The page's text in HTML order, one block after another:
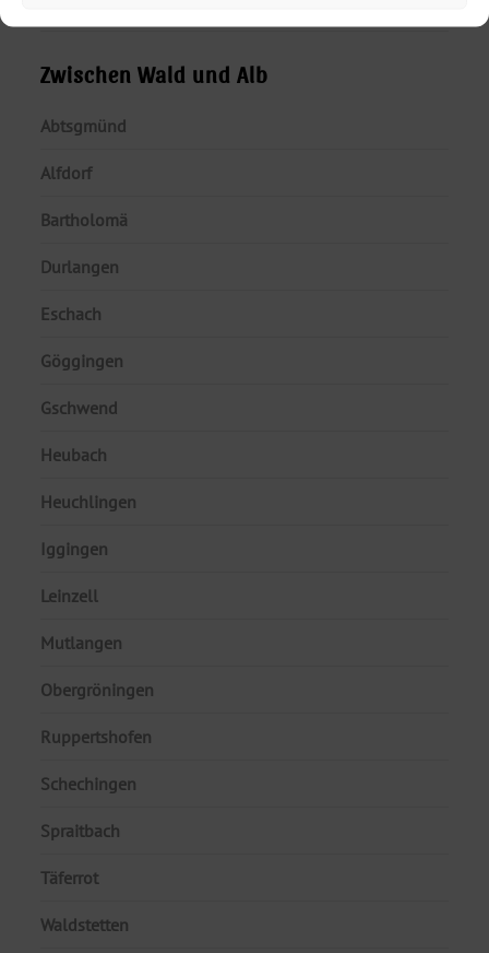
Zwischen Wald und Alb
Abtsgmünd
Alfdorf
Bartholomä
Durlangen
Eschach
Göggingen
Gschwend
Heubach
Heuchlingen
Iggingen
Leinzell
Mutlangen
Obergröningen
Ruppertshofen
Schechingen
Spraitbach
Täferrot
Waldstetten